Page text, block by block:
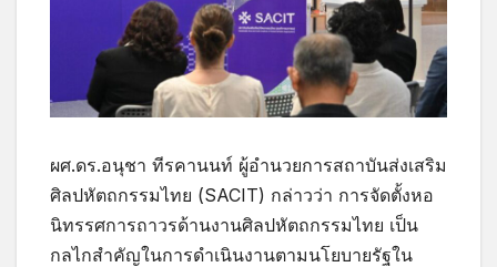
ผศ.ดร.อนุชา ทีรคานนท์ ผู้อำนวยการสถาบันส่งเสริม
ศิลปหัตถกรรมไทย (SACIT) กล่าวว่า การจัดตั้งหอ
นิทรรศการถาวรด้านงานศิลปหัตถกรรมไทย เป็น
กลไกสำคัญในการดำเนินงานตามนโยบายรัฐใน